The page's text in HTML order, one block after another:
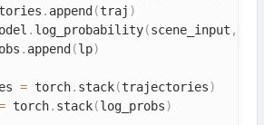
. append (traj )
. log_probability(scene_input ,
. append (lp)
= torch. stack(trajectories)
torch. stack(log_probs)